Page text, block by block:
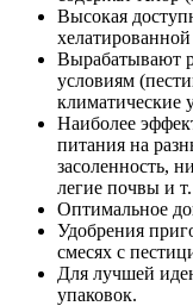
Высокая
Вырабатывают
условиям
климатические
Наиболее
питания на
засоленность,
легие почвы и
Оптимальное
Удобрения
смесях с
Для лучшей
упаковок.